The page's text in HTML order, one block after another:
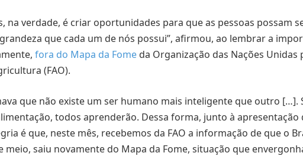
na verdade, é criar oportunidades para que as pessoas possam
que cada um de nós possui”, afirmou, ao lembrar a
fora do Mapa da Fome da Organização das Nações Unidas
(FAO).
que não existe um ser humano mais inteligente que outro […].
todos aprenderão. Dessa forma, junto à apresentação
é que, neste mês, recebemos da FAO a informação de que o
meio, saiu novamente do Mapa da Fome, situação que